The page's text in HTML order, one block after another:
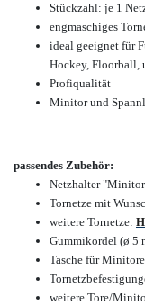
Stückzahl: je 1
engmaschiges
ideal geeignet für
Hockey, Floorball,
Profiqualität
Minitor und
passendes Zubehör:
Netzhalter
Tornetze mit
weitere Tornetze:
Gummikordel (ø 5
Tasche für
weitere Tore/